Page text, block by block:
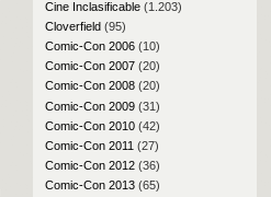
Cine Inclasificable(1.203)
Cloverfield(95)
Comic-Con 2006(10)
Comic-Con 2007(20)
Comic-Con 2008(20)
Comic-Con 2009(31)
Comic-Con 2010(42)
Comic-Con 2011 (27)
Comic-Con 2012(36)
Comic-Con 2013(65)